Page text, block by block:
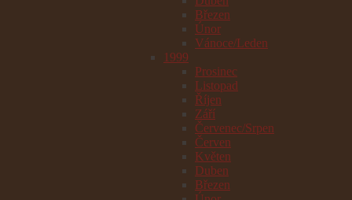
Březen
Únor
Vánoce/Leden
1999
Prosinec
Listopad
Říjen
Září
Červenec/Srpen
Červen
Květen
Duben
Březen